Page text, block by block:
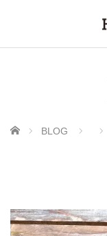
ホーム BLOG